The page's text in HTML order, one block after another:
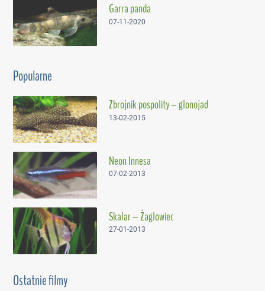
Garra panda
07-11-2020
Popularne
Zbrojnik pospolity – glonojad
13-02-2015
Neon Innesa
07-02-2013
Skalar – Żaglowiec
27-01-2013
Ostatnie filmy